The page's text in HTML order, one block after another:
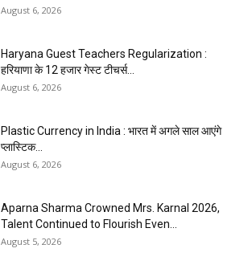
August 6, 2026
Haryana Guest Teachers Regularization :
हरियाणा के 12 हजार गेस्ट टीचर्स...
August 6, 2026
Plastic Currency in India : भारत में अगले साल आएंगे
प्लास्टिक...
August 6, 2026
Aparna Sharma Crowned Mrs. Karnal 2026,
Talent Continued to Flourish Even...
August 5, 2026